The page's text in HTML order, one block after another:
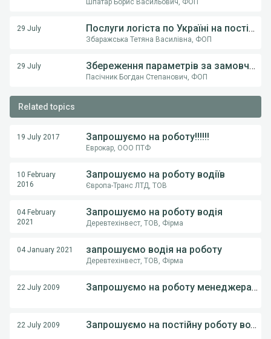
Шпатар Борис Васильович, ФОП
29 July Послуги логіста по Україні на постійній основі .
Збаражська Тетяна Василівна, ФОП
29 July Збереження параметрів за замовчуванням (тип транспорту) у пошуку вантажів
Пасічник Богдан Степанович, ФОП
Related topics
19 July 2017 Запрошуємо на роботу!!!!!!
Еврокар, ООО ПТФ
10 February
2016
Запрошуємо на роботу водіїв
Європа-Транс ЛТД, ТОВ
04 February
2021
Запрошуємо на роботу водія
Деревтехінвест, ТОВ, Фірма
04 January 2021 запрошуємо водія на роботу
Деревтехінвест, ТОВ, Фірма
22 July 2009 Запрошуємо на роботу менеджера логіста
22 July 2009 Запрошуємо на постійну роботу водія